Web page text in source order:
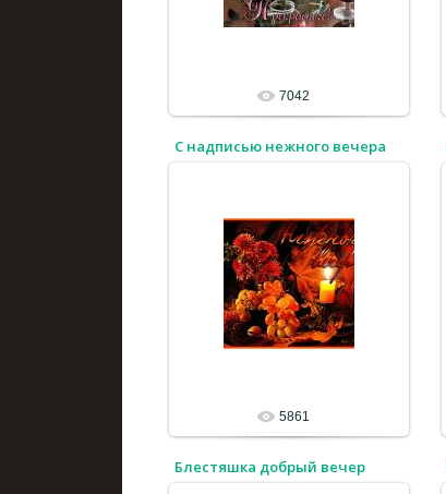
7042
С надписью нежного вечера
5861
Блестяшка добрый вечер